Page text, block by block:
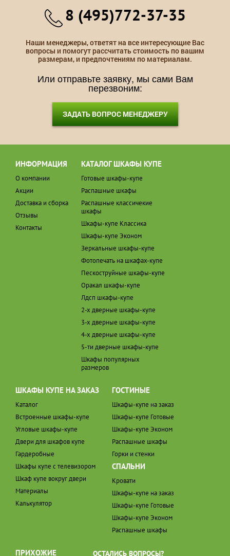
8 (495)772-37-35
Наши менеджеры, ответят на все интересующие Вас
вопросы и помогут рассчитать стоимость по вашим
размерам, и предпочтениям по материалам.
Или отправьте заявку, мы сами Вам
перезвоним:
ЗАДАТЬ ВОПРОС МЕНЕДЖЕРУ
ИНФОРМАЦИЯ
О компании
Акции
Доставка и сборка
Отзывы
Контакты
КАТАЛОГ ШКАФЫ КУПЕ
Готовые шкафы-купе
Распашные шкафы
Распашные классичекие
шкафы
Шкафы-купе Классика
Шкафы-купе Эконом
Зеркальные шкафы-купе
Фотопечать на шкафах-купе
Пескоструйные шкафы-купе
Оракал шкафы-купе
Лдсп шкафы-купе
2-х дверные шкафы-купе
3-х дверные шкафы-купе
4-х дверные шкафы-купе
5-ти дверные шкафы-купе
Шкафы популярных
размеров
ШКАФЫ КУПЕ НА ЗАКАЗ
Каталог
Встроенные шкафы-купе
Угловые шкафы-купе
Двери для шкафов купе
Гардеробные
Шкафы купе с телевизором
Шкаф купе вокруг двери
Материалы
Калькулятор
ГОСТИНЫЕ
Шкафы-купе на заказ
Шкафы-купе Готовые
Шкафы-купе Эконом
Распашные шкафы
Горки и стенки
СПАЛЬНИ
Кровати
Шкафы-купе на заказ
Шкафы-купе Готовые
Шкафы-купе Эконом
Распашные шкафы
ПРИХОЖИЕ ОСТАЛИСЬ ВОПРОСЫ?